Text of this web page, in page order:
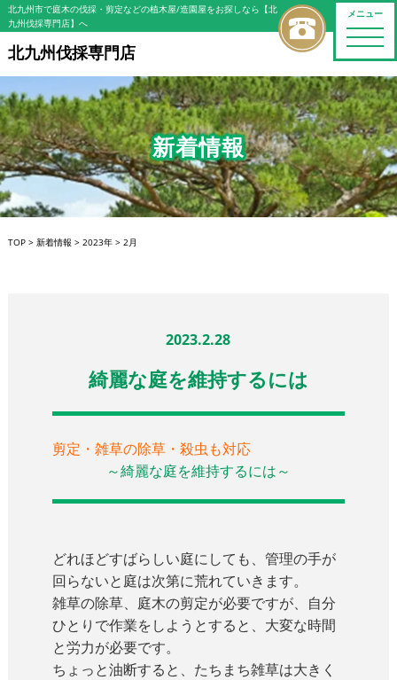
メニュー
toggle
北九州市で庭木の伐採・剪定などの植木屋/造園屋をお探しなら【北
九州伐採専門店】へ
北九州伐採専門店
新着情報
TOP> 新着情報 > 2023年> 2月
2023.2.28
綺麗な庭を維持するには
剪定・雑草の除草・殺虫も対応
～綺麗な庭を維持するには～
どれほどすばらしい庭にしても、管理の手が
回らないと庭は次第に荒れていきます。
雑草の除草、庭木の剪定が必要ですが、自分
ひとりで作業をしようとすると、大変な時間
と労力が必要です。
ちょっと油断すると、たちまち雑草は大きく